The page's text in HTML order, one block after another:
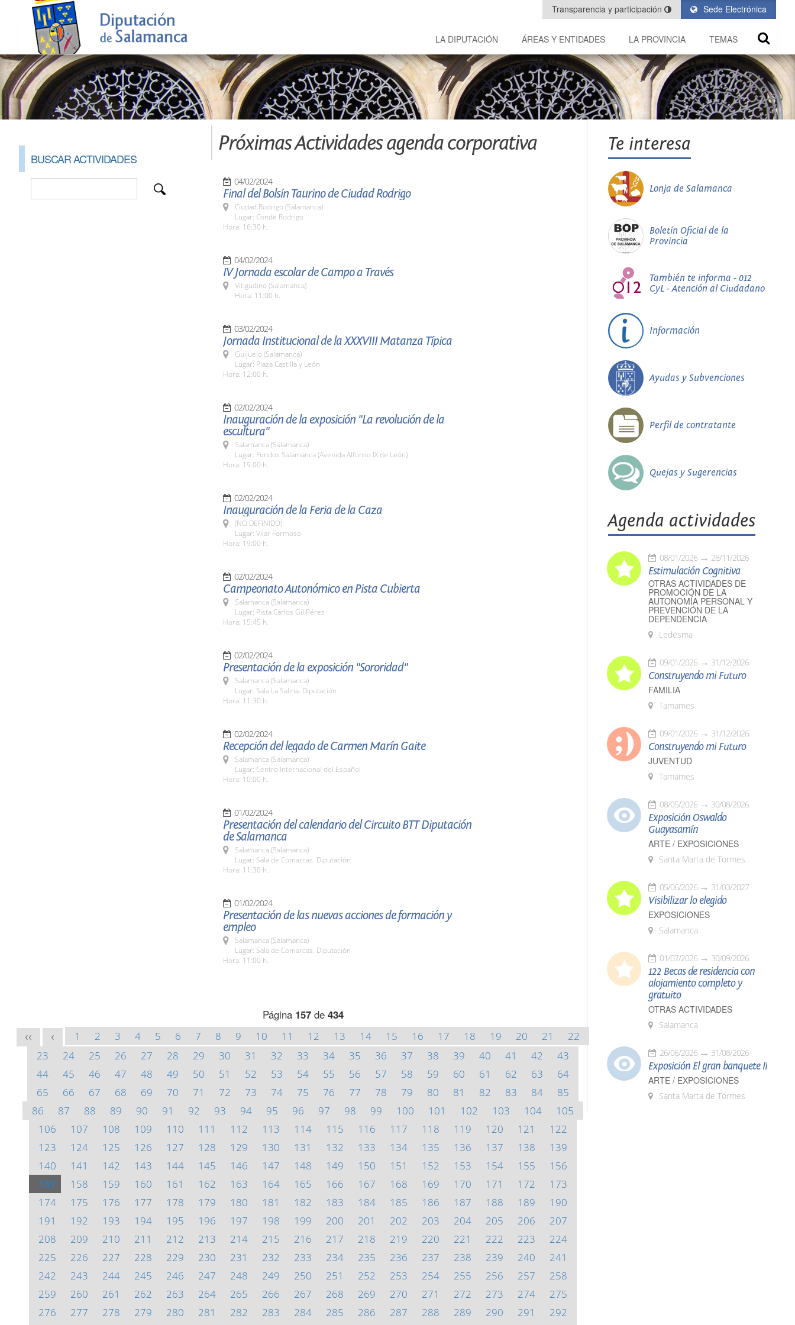
Sede Electrónica
Transparencia y participación
LA DIPUTACIÓN ÁREAS Y ENTIDADES LA PROVINCIA TEMAS
BUSCAR ACTIVIDADES
Próximas Actividades agenda corporativa
04/02/2024
Final del Bolsín Taurino de Ciudad Rodrigo
Ciudad Rodrigo (Salamanca)
Lugar: Conde Rodrigo
Hora: 16:30 h.
04/02/2024
IV Jornada escolar de Campo a Través
Vitigudino (Salamanca)
Hora: 11:00 h.
03/02/2024
Jornada Institucional de la XXXVIII Matanza Típica
Guijuelo (Salamanca)
Lugar: Plaza Castilla y León
Hora: 12:00 h.
02/02/2024
Inauguración de la exposición "La revolución de la
escultura"
Salamanca (Salamanca)
Lugar: Fundos Salamanca (Avenida Alfonso IX de León)
Hora: 19:00 h.
02/02/2024
Inauguración de la Feria de la Caza
(NO DEFINIDO)
Lugar: Vilar Formoso
Hora: 19:00 h.
02/02/2024
Campeonato Autonómico en Pista Cubierta
Salamanca (Salamanca)
Lugar: Pista Carlos Gil Pérez
Hora: 15:45 h.
02/02/2024
Presentación de la exposición "Sororidad"
Salamanca (Salamanca)
Lugar: Sala La Salina. Diputación
Hora: 11:30 h.
02/02/2024
Recepción del legado de Carmen Marín Gaite
Salamanca (Salamanca)
Lugar: Centro Internacional del Español
Hora: 10:00 h.
01/02/2024
Presentación del calendario del Circuito BTT Diputación
de Salamanca
Salamanca (Salamanca)
Lugar: Sala de Comarcas. Diputación
Hora: 11:30 h.
01/02/2024
Presentación de las nuevas acciones de formación y
empleo
Salamanca (Salamanca)
Lugar: Sala de Comarcas. Diputación
Hora: 11:00 h.
Página 157de 434
<< < 1 2 3 4 5 6 7 8 9 10 11 12 13 14 15 16 17 18 19 20 21
22
23
24 25 26 27 28 29 30 31 32 33 34 35 36 37 38 39 40 41 42
43
44
45 46 47 48 49 50 51 52 53 54 55 56 57 58 59 60 61 62 63
64
65
66 67 68 69 70 71 72 73 74 75 76 77 78 79 80 81 82 83 84
85
86
87 88 89 90 91 92 93 94 95 96 97 98 99 100 101 102 103 104
105
106
107 108 109 110 111 112 113 114 115 116 117 118 119 120 121
122
123
124 125 126 127 128 129 130 131 132 133 134 135 136 137 138
139
140
141 142 143 144 145 146 147 148 149 150 151 152 153 154 155
156
157
158 159 160 161 162 163 164 165 166 167 168 169 170 171 172
173
174
175 176 177 178 179 180 181 182 183 184 185 186 187 188 189
190
191
192 193 194 195 196 197 198 199 200 201 202 203 204 205 206
207
208
209 210 211 212 213 214 215 216 217 218 219 220 221 222 223
224
225
226 227 228 229 230 231 232 233 234 235 236 237 238 239 240
241
242
243 244 245 246 247 248 249 250 251 252 253 254 255 256 257
258
259
260 261 262 263 264 265 266 267 268 269 270 271 272 273 274
275
276
277 278 279 280 281 282 283 284 285 286 287 288 289 290 291
292
Te interesa
Lonja de Salamanca
Boletín Oficial de la
Provincia
También te informa - 012
CyL - Atención al Ciudadano
Información
Ayudas y Subvenciones
Perfil de contratante
Quejas y Sugerencias
Agenda actividades
08/01/2026 26/11/2026
Estimulación Cognitiva
OTRAS ACTIVIDADES DE
PROMOCIÓN DE LA
AUTONOMÍA PERSONAL Y
PREVENCIÓN DE LA
DEPENDENCIA
Ledesma
09/01/2026 31/12/2026
Construyendo mi Futuro
FAMILIA
Tamames
09/01/2026 31/12/2026
Construyendo mi Futuro
JUVENTUD
Tamames
08/05/2026 30/08/2026
Exposición Oswaldo
Guayasamín
ARTE / EXPOSICIONES
Santa Marta de Tormes
05/06/2026 31/03/2027
Visibilizar lo elegido
EXPOSICIONES
Salamanca
01/07/2026 30/09/2026
122 Becas de residencia con
alojamiento completo y
gratuito
OTRAS ACTIVIDADES
Salamanca
26/06/2026 31/08/2026
Exposición El gran banquete II
ARTE / EXPOSICIONES
Santa Marta de Tormes